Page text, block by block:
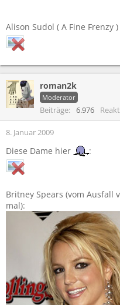
Alison Sudol ( A Fine Frenzy )
roman2k
Moderator
Beiträge 6.976
8. Januar 2009
Diese Dame hier :
Britney Spears (vom Ausfall
mal):